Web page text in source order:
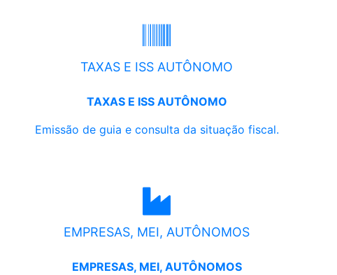
TAXAS E ISS AUTÔNOMO
TAXAS E ISS AUTÔNOMO
Emissão de guia e consulta da situação fiscal.
EMPRESAS, MEI, AUTÔNOMOS
EMPRESAS, MEI, AUTÔNOMOS